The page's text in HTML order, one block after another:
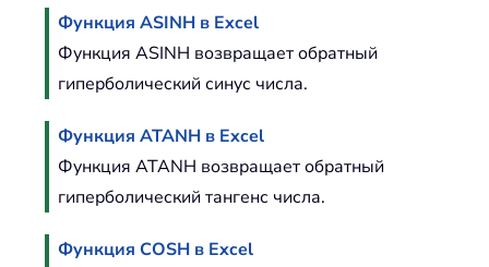
Функция ASINH в Excel
Функция ASINH возвращает обратный
гиперболический синус числа.
Функция ATANH в Excel
Функция ATANH возвращает обратный
гиперболический тангенс числа.
Функция COSH в Excel